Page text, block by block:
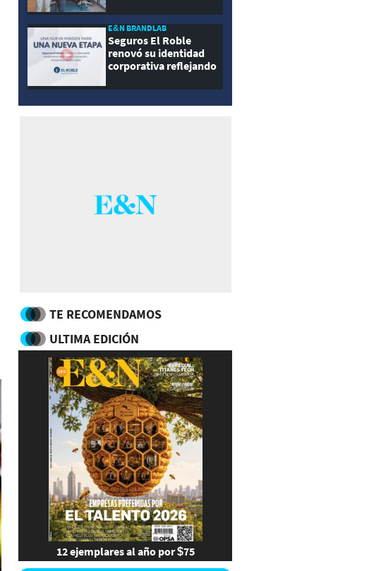
E&N BRANDLAB
Seguros El Roble
renovó su identidad
corporativa reflejando
modernidad
TE RECOMENDAMOS
ULTIMA EDICIÓN
12 ejemplares al año por $75